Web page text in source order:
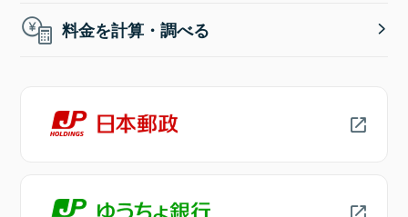
料金を計算・調べる